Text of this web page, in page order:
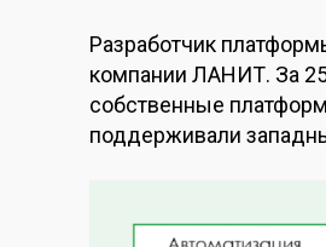
Разработчик
компании ЛАНИТ. За
собственные
поддерживали